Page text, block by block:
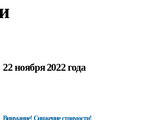
22 ноября 2022 года
Внимание! Снижение стоимости!